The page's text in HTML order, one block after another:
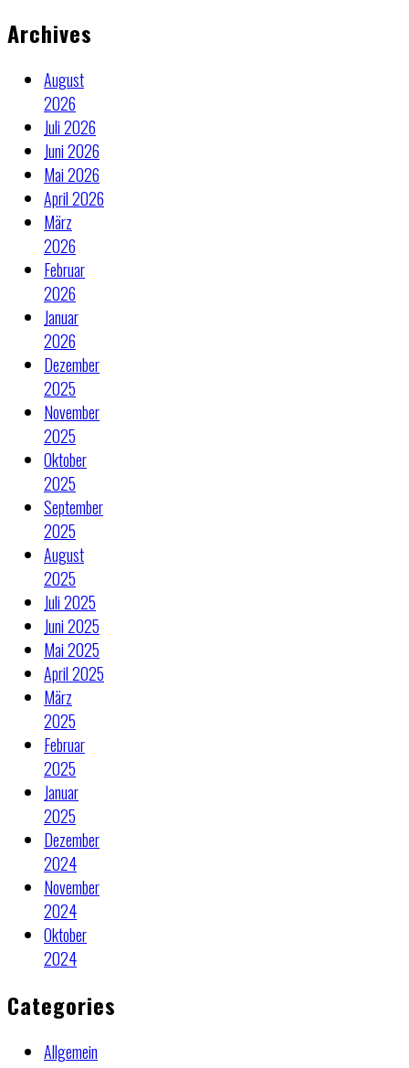
Archives
August
2026
Juli 2026
Juni 2026
Mai 2026
April 2026
März
2026
Februar
2026
Januar
2026
Dezember
2025
November
2025
Oktober
2025
September
2025
August
2025
Juli 2025
Juni 2025
Mai 2025
April 2025
März
2025
Februar
2025
Januar
2025
Dezember
2024
November
2024
Oktober
2024
Categories
Allgemein